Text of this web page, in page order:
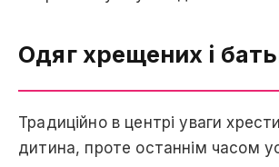
Одяг хрещених і
Традиційно в центрі уваги
дитина, проте останнім часом